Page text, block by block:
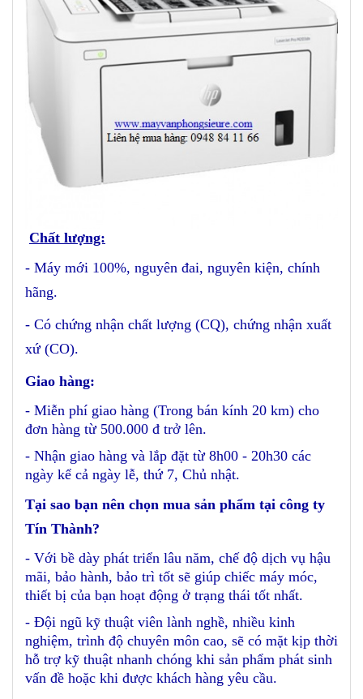
Chất lượng:
- Máy mới 100%, nguyên đai, nguyên kiện, chính
hãng.
- Có chứng nhận chất lượng (CQ), chứng nhận xuất
xứ (CO).
Giao hàng:
- Miễn phí giao hàng (Trong bán kính 20 km) cho
đơn hàng từ 500.000 đ trở lên.
- Nhận giao hàng và lắp đặt từ 8h00 - 20h30 các
ngày kể cả ngày lễ, thứ 7, Chủ nhật.
Tại sao bạn nên chọn mua sản phẩm tại công ty
Tín Thành?
- Với bề dày phát triển lâu năm, chế độ dịch vụ hậu
mãi, bảo hành, bảo trì tốt sẽ giúp chiếc máy móc,
thiết bị của bạn hoạt động ở trạng thái tốt nhất.
- Đội ngũ kỹ thuật viên lành nghề, nhiều kinh
nghiệm, trình độ chuyên môn cao, sẽ có mặt kịp thời
hỗ trợ kỹ thuật nhanh chóng khi sản phẩm phát sinh
vấn đề hoặc khi được khách hàng yêu cầu.